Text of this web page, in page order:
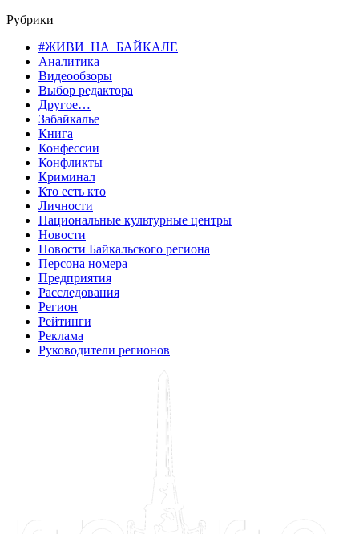
Рубрики
#ЖИВИ_НА_БАЙКАЛЕ
Аналитика
Видеообзоры
Выбор редактора
Другое…
Забайкалье
Книга
Конфессии
Конфликты
Криминал
Кто есть кто
Личности
Национальные культурные центры
Новости
Новости Байкальского региона
Персона номера
Предприятия
Расследования
Регион
Рейтинги
Реклама
Руководители регионов